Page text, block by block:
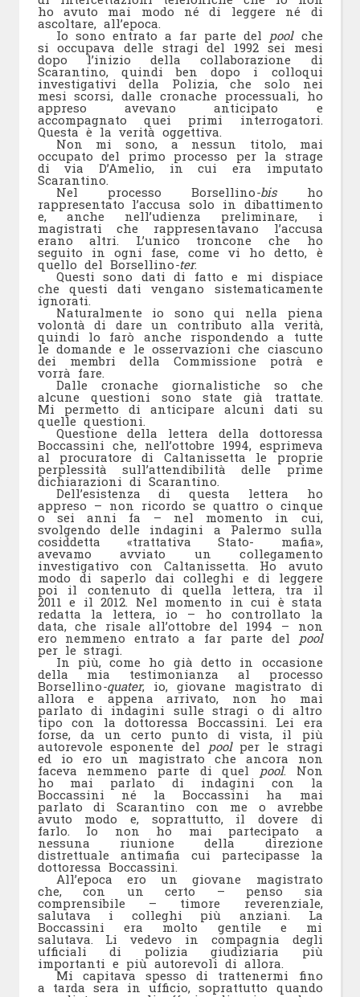
ho avuto mai modo né di leggere né di
ascoltare, all’epoca.
Io sono entrato a far parte del poolche
si occupava delle stragi del 1992 sei mesi
dopo l’inizio della collaborazione di
Scarantino, quindi ben dopo i colloqui
investigativi della Polizia, che solo nei
mesi scorsi, dalle cronache processuali, ho
appreso avevano anticipato e
accompagnato quei primi interrogatori.
Questa è la verità oggettiva.
Non mi sono, a nessun titolo, mai
occupato del primo processo per la strage
di via D’Amelio, in cui era imputato
Scarantino.
Nel processo Borsellino-bisho
rappresentato l’accusa solo in dibattimento
e, anche nell’udienza preliminare, i
magistrati che rappresentavano l’accusa
erano altri. L’unico troncone che ho
seguito in ogni fase, come vi ho detto, è
quello del Borsellino-ter.
Questi sono dati di fatto e mi dispiace
che questi dati vengano sistematicamente
ignorati.
Naturalmente io sono qui nella piena
volontà di dare un contributo alla verità,
quindi lo farò anche rispondendo a tutte
le domande e le osservazioni che ciascuno
dei membri della Commissione potrà e
vorrà fare.
Dalle cronache giornalistiche so che
alcune questioni sono state già trattate.
Mi permetto di anticipare alcuni dati su
quelle questioni.
Questione della lettera della dottoressa
Boccassini che, nell’ottobre 1994, esprimeva
al procuratore di Caltanissetta le proprie
perplessità sull’attendibilità delle prime
dichiarazioni di Scarantino.
Dell’esistenza di questa lettera ho
appreso – non ricordo se quattro o cinque
o sei anni fa – nel momento in cui,
svolgendo delle indagini a Palermo sulla
cosiddetta «trattativa Stato- mafia»,
avevamo avviato un collegamento
investigativo con Caltanissetta. Ho avuto
modo di saperlo dai colleghi e di leggere
poi il contenuto di quella lettera, tra il
2011 e il 2012. Nel momento in cui è stata
redatta la lettera, io – ho controllato la
data, che risale all’ottobre del 1994 – non
ero nemmeno entrato a far parte del pool
per le stragi.
In più, come ho già detto in occasione
della mia testimonianza al processo
Borsellino-quater, io, giovane magistrato di
allora e appena arrivato, non ho mai
parlato di indagini sulle stragi o di altro
tipo con la dottoressa Boccassini. Lei era
forse, da un certo punto di vista, il più
autorevole esponente del poolper le stragi
ed io ero un magistrato che ancora non
faceva nemmeno parte di quel pool. Non
ho mai parlato di indagini con la
Boccassini né la Boccassini ha mai
parlato di Scarantino con me o avrebbe
avuto modo e, soprattutto, il dovere di
farlo. Io non ho mai partecipato a
nessuna riunione della direzione
distrettuale antimafia cui partecipasse la
dottoressa Boccassini.
All’epoca ero un giovane magistrato
che, con un certo – penso sia
comprensibile – timore reverenziale,
salutava i colleghi più anziani. La
Boccassini era molto gentile e mi
salutava. Li vedevo in compagnia degli
ufficiali di polizia giudiziaria più
importanti e più autorevoli di allora.
Mi capitava spesso di trattenermi fino
a tarda sera in ufficio, soprattutto quando